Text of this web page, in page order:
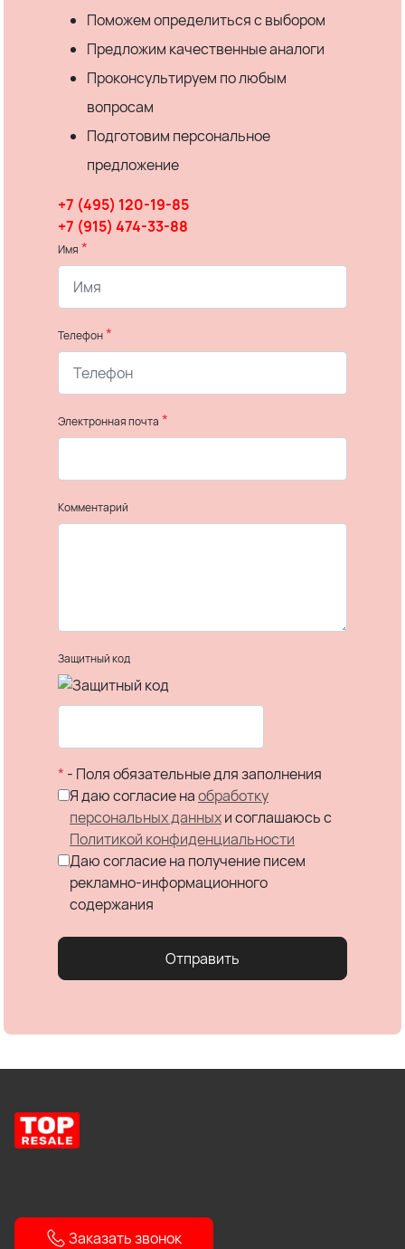
Поможем определиться с выбором
Предложим качественные аналоги
Проконсультируем по любым
вопросам
Подготовим персональное
предложение
+7 (495) 120-19-85
+7 (915) 474-33-88
Имя *
Телефон*
Электронная почта *
Комментарий
Защитный код
* - Поля обязательные для заполнения
Я даю согласие наобработку
персональных данныхи соглашаюсь c
Политикой конфиденциальности
Даю согласие на получение писем
рекламно-информационного
содержания
Отправить
Заказать звонок